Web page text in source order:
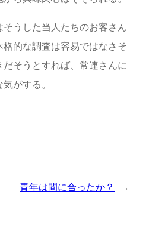
そうした当人たちのお客さん
的な調査は容易ではなさそ
だそうとすれば、常連さんに
がする。
青年は間に合ったか？ →